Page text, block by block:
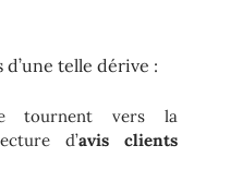
telle dérive :
tournent vers la
d’avis clients